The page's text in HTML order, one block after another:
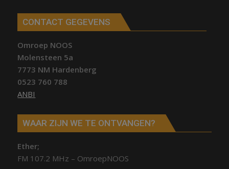
CONTACT GEGEVENS
Omroep NOOS
Molensteen 5a
7773 NM Hardenberg
0523 760 788
ANBI
WAAR ZIJN WE TE ONTVANGEN?
Ether;
FM 107.2 MHz – OmroepNOOS